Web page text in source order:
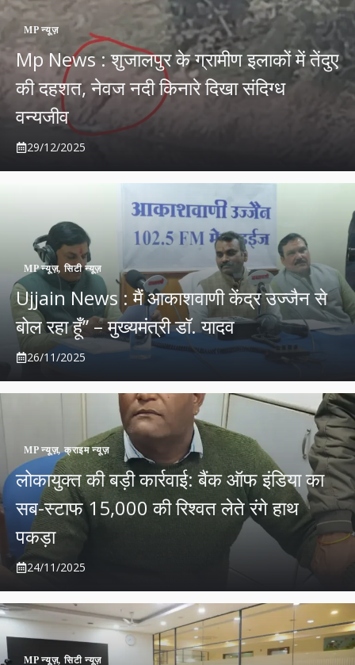
MP न्यूज़
Mp News : शुजालपुर के ग्रामीण इलाकों में तेंदुए
की दहशत, नेवज नदी किनारे दिखा संदिग्ध
वन्यजीव
29/12/2025
MP न्यूज़,सिटी न्यूज़
Ujjain News : मैं आकाशवाणी केंद्र उज्‍जैन से
बोल रहा हूँ’’ – मुख्‍यमंत्री डॉ. यादव
26/11/2025
MP न्यूज़,क्राइम न्यूज़
लोकायुक्त की बड़ी कार्रवाई: बैंक ऑफ इंडिया का
सब-स्टाफ 15,000 की रिश्वत लेते रंगे हाथ
पकड़ा
24/11/2025
MP न्यूज़,सिटी न्यूज़